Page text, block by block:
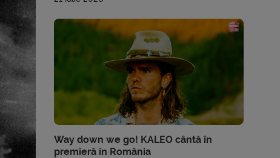
Way down we go! KALEO cântă în
premieră în România